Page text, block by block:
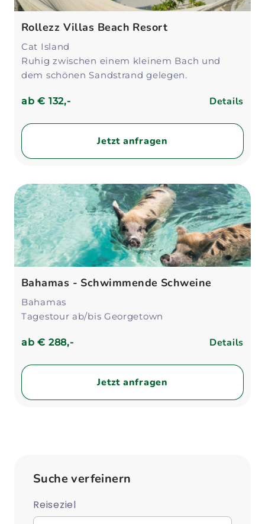
Rollezz Villas Beach Resort
Cat Island
Ruhig zwischen einem kleinem Bach und
dem schönen Sandstrand gelegen.
ab€ 132,- Details
Jetzt anfragen
Bahamas - Schwimmende Schweine
Bahamas
Tagestour ab/bis Georgetown
ab€ 288,- Details
Jetzt anfragen
Suche verfeinern
Reiseziel